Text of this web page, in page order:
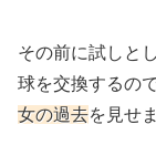
その前に試しと
球を交換するの
女の過去を見せ